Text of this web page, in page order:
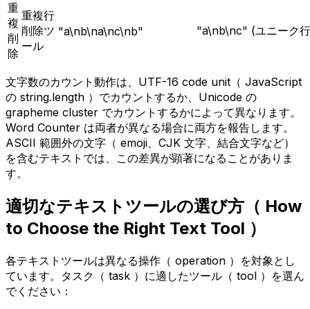
重
複
削
除
重複行
削除ツ
ール
"a\nb\na\nc\nb" "a\nb\nc" (ユニーク
文字数のカウント動作は、UTF-16 code unit（ JavaScript
の string.length ）でカウントするか、Unicode の
grapheme cluster でカウントするかによって異なります。
Word Counter は両者が異なる場合に両方を報告します。
ASCII 範囲外の文字（ emoji、CJK 文字、結合文字など）
を含むテキストでは、この差異が顕著になることがありま
す。
適切なテキストツールの選び方（ How
to Choose the Right Text Tool ）
各テキストツールは異なる操作（ operation ）を対象とし
ています。タスク（ task ）に適したツール（ tool ）を選ん
でください：